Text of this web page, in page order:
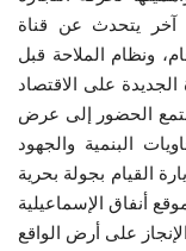
الرواد
فرص
وثائق
الفيديوهات
آخر يتحدث عن قناة
ونظام الملاحة قبل
الجديدة على الاقتصاد
الحضور إلى عرض
البنمية والجهود
القيام بجولة بحرية
أنفاق الإسماعيلية